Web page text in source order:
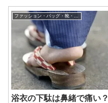
浴衣の下駄は鼻緒で痛い？